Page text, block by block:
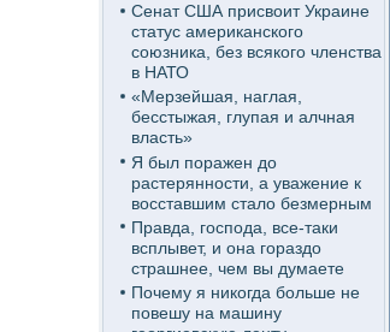
Сенат США присвоит Украине
статус американского
союзника, без всякого членства
в НАТО
«Мерзейшая, наглая,
бесстыжая, глупая и алчная
власть»
Я был поражен до
растерянности, а уважение к
восставшим стало безмерным
Правда, господа, все-таки
всплывет, и она гораздо
страшнее, чем вы думаете
Почему я никогда больше не
повешу на машину